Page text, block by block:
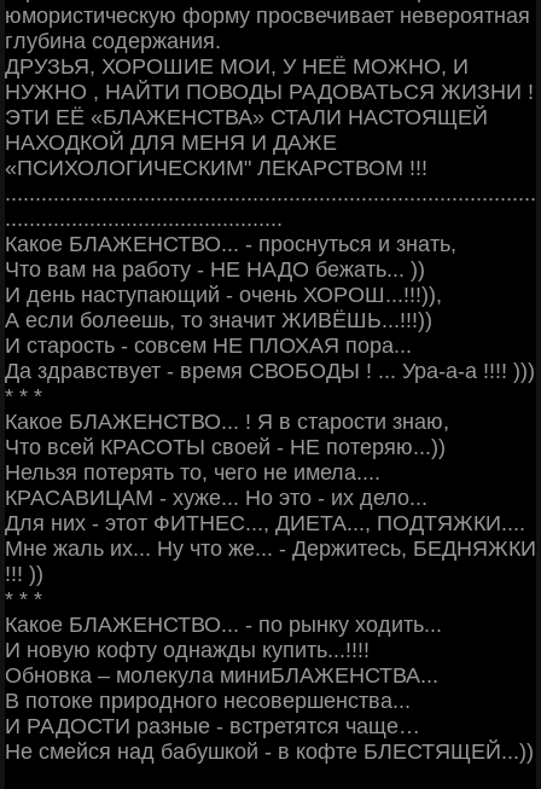
юмористическую форму просвечивает невероятная
глубина содержания.
ДРУЗЬЯ, ХОРОШИЕ МОИ, У НЕЁ МОЖНО, И
НУЖНО , НАЙТИ ПОВОДЫ РАДОВАТЬСЯ ЖИЗНИ !
ЭТИ ЕЁ «БЛАЖЕНСТВА» СТАЛИ НАСТОЯЩЕЙ
НАХОДКОЙ ДЛЯ МЕНЯ И ДАЖЕ
«ПСИХОЛОГИЧЕСКИМ" ЛЕКАРСТВОМ !!!
........................................................................................
..............................................
Какое БЛАЖЕНСТВО... - проснуться и знать,
Что вам на работу - НЕ НАДО бежать... ))
И день наступающий - очень ХОРОШ...!!!)),
А если болеешь, то значит ЖИВЁШЬ...!!!))
И старость - совсем НЕ ПЛОХАЯ пора...
Да здравствует - время СВОБОДЫ ! ... Ура-а-а !!!! )))
* * *
Какое БЛАЖЕНСТВО... ! Я в старости знаю,
Что всей КРАСОТЫ своей - НЕ потеряю...))
Нельзя потерять то, чего не имела....
КРАСАВИЦАМ - хуже... Но это - их дело...
Для них - этот ФИТНЕС..., ДИЕТА..., ПОДТЯЖКИ....
Мне жаль их... Ну что же... - Держитесь, БЕДНЯЖКИ
!!! ))
* * *
Какое БЛАЖЕНСТВО... - по рынку ходить...
И новую кофту однажды купить...!!!!
Обновка – молекула миниБЛАЖЕНСТВА...
В потоке природного несовершенства...
И РАДОСТИ разные - встретятся чаще…
Не смейся над бабушкой - в кофте БЛЕСТЯЩЕЙ...))